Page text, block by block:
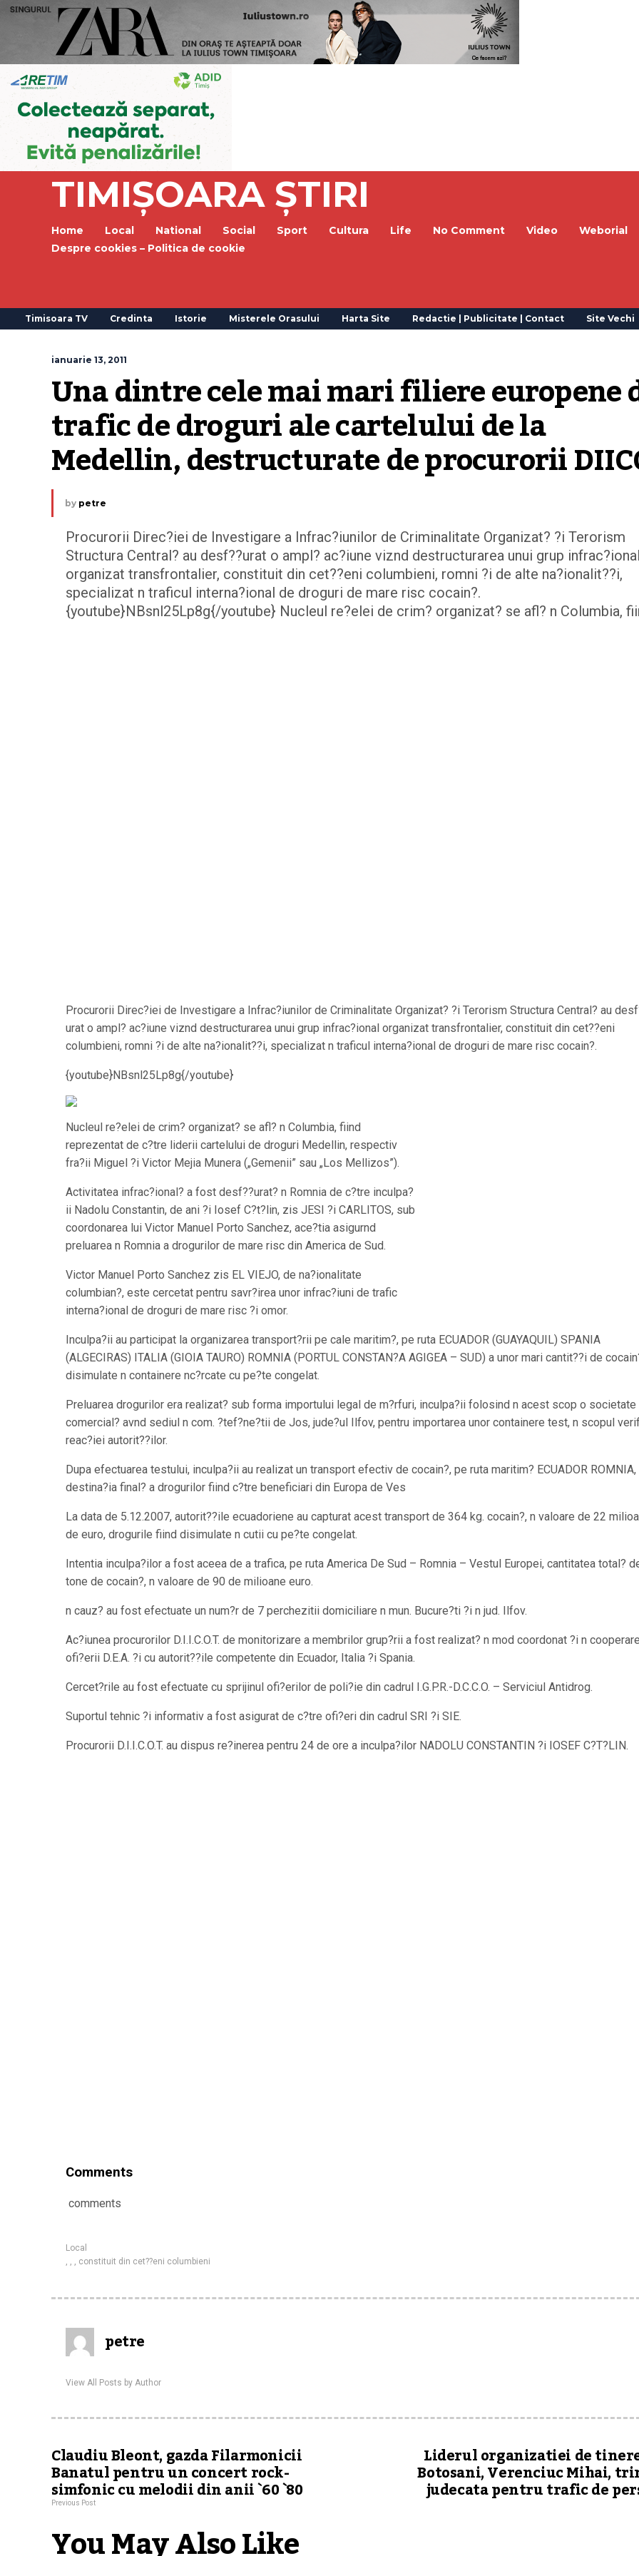
TIMIȘOARA ȘTIRI
Home Local National Social Sport Cultura Life No Comment Video
Weborial
Despre cookies – Politica de cookie
Timisoara TV Credinta Istorie Misterele Orasului Harta Site Redactie | Publicitate | Contact Site Vechi
ianuarie 13, 2011
Una dintre cele mai mari filiere europene
trafic de droguri ale cartelului de la
Medellin, destructurate de procurorii
by petre
Procurorii Direc?iei de Investigare a Infrac?iunilor de Criminalitate Organizat? ?i Terorism
Structura Central? au desf??urat o ampl? ac?iune viznd destructurarea unui grup
organizat transfrontalier, constituit din cet??eni columbieni, romni ?i de alte na?ionalit??i,
specializat n traficul interna?ional de droguri de mare risc cocain?.
{youtube}NBsnl25Lp8g{/youtube} Nucleul re?elei de crim? organizat? se afl? n Columbia,
Procurorii Direc?iei de Investigare a Infrac?iunilor de Criminalitate Organizat? ?i Terorism Structura Central? au
urat o ampl? ac?iune viznd destructurarea unui grup infrac?ional organizat transfrontalier, constituit din cet??eni
columbieni, romni ?i de alte na?ionalit??i, specializat n traficul interna?ional de droguri de mare risc cocain?.
{youtube}NBsnl25Lp8g{/youtube}
Nucleul re?elei de crim? organizat? se afl? n Columbia, fiind
reprezentat de c?tre liderii cartelului de droguri Medellin, respectiv
fra?ii Miguel ?i Victor Mejia Munera („Gemenii” sau „Los Mellizos”).
Activitatea infrac?ional? a fost desf??urat? n Romnia de c?tre inculpa?
ii Nadolu Constantin, de ani ?i Iosef C?t?lin, zis JESI ?i CARLITOS, sub
coordonarea lui Victor Manuel Porto Sanchez, ace?tia asigurnd
preluarea n Romnia a drogurilor de mare risc din America de Sud.
Victor Manuel Porto Sanchez zis EL VIEJO, de na?ionalitate
columbian?, este cercetat pentru savr?irea unor infrac?iuni de trafic
interna?ional de droguri de mare risc ?i omor.
Inculpa?ii au participat la organizarea transport?rii pe cale maritim?, pe ruta ECUADOR (GUAYAQUIL) SPANIA
(ALGECIRAS) ITALIA (GIOIA TAURO) ROMNIA (PORTUL CONSTAN?A AGIGEA – SUD) a unor mari cantit??i de
disimulate n containere nc?rcate cu pe?te congelat.
Preluarea drogurilor era realizat? sub forma importului legal de m?rfuri, inculpa?ii folosind n acest scop o societate
comercial? avnd sediul n com. ?tef?ne?tii de Jos, jude?ul Ilfov, pentru importarea unor containere test, n scopul
reac?iei autorit??ilor.
Dupa efectuarea testului, inculpa?ii au realizat un transport efectiv de cocain?, pe ruta maritim? ECUADOR ROMNIA,
destina?ia final? a drogurilor fiind c?tre beneficiari din Europa de Ves
La data de 5.12.2007, autorit??ile ecuadoriene au capturat acest transport de 364 kg. cocain?, n valoare de 22
de euro, drogurile fiind disimulate n cutii cu pe?te congelat.
Intentia inculpa?ilor a fost aceea de a trafica, pe ruta America De Sud – Romnia – Vestul Europei, cantitatea total?
tone de cocain?, n valoare de 90 de milioane euro.
n cauz? au fost efectuate un num?r de 7 perchezitii domiciliare n mun. Bucure?ti ?i n jud. Ilfov.
Ac?iunea procurorilor D.I.I.C.O.T. de monitorizare a membrilor grup?rii a fost realizat? n mod coordonat ?i n
ofi?erii D.E.A. ?i cu autorit??ile competente din Ecuador, Italia ?i Spania.
Cercet?rile au fost efectuate cu sprijinul ofi?erilor de poli?ie din cadrul I.G.P.R.-D.C.C.O. – Serviciul Antidrog.
Suportul tehnic ?i informativ a fost asigurat de c?tre ofi?eri din cadrul SRI ?i SIE.
Procurorii D.I.I.C.O.T. au dispus re?inerea pentru 24 de ore a inculpa?ilor NADOLU CONSTANTIN ?i IOSEF C?T?LIN.
Comments
comments
Local
, , , constituit din cet??eni columbieni
petre
View All Posts by Author
Claudiu Bleont, gazda Filarmonicii
Banatul pentru un concert rock-
simfonic cu melodii din anii `60 `80
Previous Post
Liderul organizatiei de
Botosani, Verenciuc Mihai,
judecata pentru trafic de